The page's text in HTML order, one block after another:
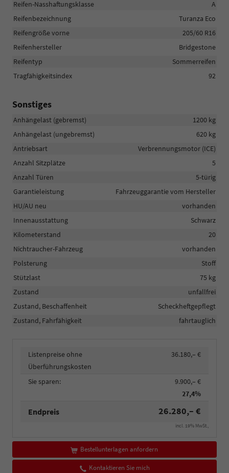
Reifen-Nasshaftungsklasse
A
Reifenbezeichnung
Turanza Eco
Reifengröße vorne
205/60 R16
Reifenhersteller
Bridgestone
Reifentyp
Sommerreifen
Tragfähigkeitsindex
92
Sonstiges
Anhängelast (gebremst)
1200 kg
Anhängelast (ungebremst)
620 kg
Antriebsart
Verbrennungsmotor (ICE)
Anzahl Sitzplätze
5
Anzahl Türen
5-türig
Garantieleistung
Fahrzeuggarantie vom Hersteller
HU/AU neu
vorhanden
Innenausstattung
Schwarz
Kilometerstand
20
Nichtraucher-Fahrzeug
vorhanden
Polsterung
Stoff
Stützlast
75 kg
Zustand
unfallfrei
Zustand, Beschaffenheit
Scheckheftgepflegt
Zustand, Fahrfähigkeit
fahrtauglich
Listenpreise ohne
Überführungskosten
36.180,– €
Sie sparen:
9.900,– €
27,4%
Endpreis 26.280,– €
incl. 19% MwSt.,
Bestellunterlagen anfordern
Kontaktieren Sie mich